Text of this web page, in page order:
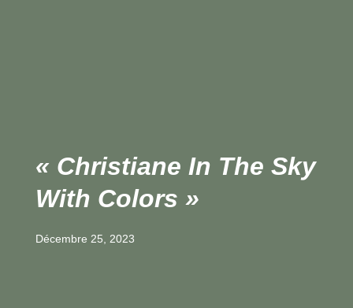
« Christiane In The Sky
With Colors »
Décembre 25, 2023